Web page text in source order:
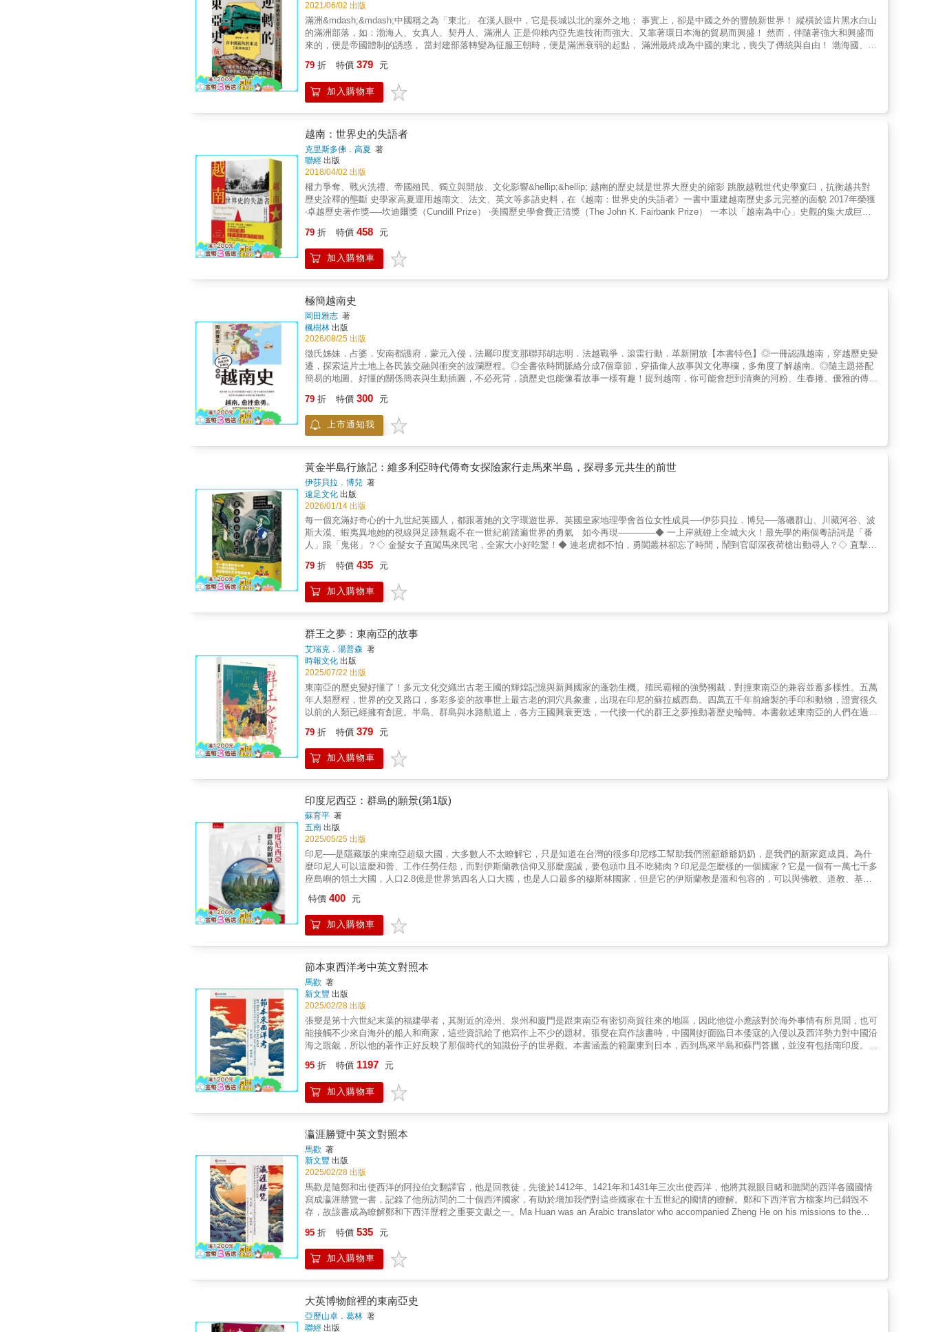
2021/06/02 出版
滿洲&mdash;&mdash;中國稱之為「東北」 在漢人眼中，它是長城以北的塞外之地； 事實上，卻是中國之外的豐饒新世界！ 縱橫於這片黑水白山
的滿洲部落，如：渤海人、女真人、契丹人、滿洲人 正是仰賴內亞先進技術而強大、又靠著環日本海的貿易而興盛！ 然而，伴隨著強大和興盛而
來的，便是帝國體制的誘惑， 當封建部落轉變為征服王朝時，便是滿洲衰弱的起點， 滿洲最終成為中國的東北，喪失了傳統與自由！ 渤海國、
圈＝堪比歐洲地中海世界的富庶繁榮！ ★滿洲部落的強盛不只是彎弓射鵰的騎射傳統，更來自內亞的先進技術與發明創新！ ★女真人的「勃極
烈」制度，相當於英國「大憲章」，體現了政治自由的封建傳統！ ★《滿文老檔》記載的滿清習俗，如義子收養制度，為何是漢人士大夫難以理
解的野蠻習俗？ ★張作霖是滿洲本土主義者，而兒子張學良則是大中國主義者？沒有東北易幟（親中國），就不會引起滿洲事變（日本干涉滿洲
家用來稱呼今日包括中國東北、東蒙古和俄羅斯遠東在內的土地。 然而，作為一種歷史概念的「滿洲」，其地理範圍不僅僅包含今天屬於中國
「東北」的行政區域，而是囊括了今日河北（燕地）、膠東半島的泰山以東（齊地）、遼東半島、朝鮮半島、東蒙古，一直到俄羅斯濱海區的廣袤
土地。 因此，本書的「滿洲國」，不是單指狹義上由日本扶植下於一九三二年成立的「滿洲國」；而是廣義上的「滿洲」概念，並跳脫古代東亞
的王朝譜系和二十世紀的中國中心正統觀，翻轉傳統中國的「東北」視角，以「滿洲」這塊土地為中心，重新書寫曾經在滿洲這片廣袤土地上建立
的各個政權歷史──包括它們之間的憲政演變關係、以及它們如何改變了東亞歷史的走向。 ■ 黑貂之路與滿洲海盜&mdash;&mdash;滿洲的活力來
自於內亞文化的輸入與傳播 「滿洲」自古以來，長期作為內亞的一個末端分支，強烈受到內亞草原文化的影響。內亞連結東亞的貿易路線，除了
著名的「絲綢之路」外，還有一條從中亞出發，經過蒙古高原直達滿洲的「黑貂之路」。這條路線讓早期的滿洲不必透過中國轉口，便能夠接受來
自內亞的先進技術與文化的輸入，如煉鐵、鑄造、畜牧乃至於政治組織。十三至十五世紀的蒙古帝國，更代表著內亞在文化和政治上主導東北亞和
東亞的巔峰時代。 在蒙古勢力沒落後，內亞勢力衰微，東北亞崛起。對應傳統的中國史學解釋，就是清帝國統治了中國、蒙古、西藏與準噶爾地
通和文化傳播紐帶。 ■ 封建秩序VS帝國體制──滿洲政治演化的衝突性 本書並非是一部嚴格意義的「滿洲」通史，而是從政治演化的角度，分析
「滿洲」歷史的「衝突性」──即封建秩序與帝國體制的交互更迭。比如，滿洲的早期政權──高句麗，其自身的政治組織，最初是比較鬆散的專業
集團聯盟，其王權隨著軍事和戰爭而加強，逐漸形成軍國主義與封建聯盟體系並存的二元國家。當帝國的中央體制最終壓倒了傳統的封建聯盟，往
力於強大部落聯盟的封建秩序，但在入關後接受漢文化，逐漸轉變為中國式的帝國體制。雖然從康熙到乾隆等滿清皇帝皆盡力維護滿洲的傳統習俗
與封建文化，但最終也無法避免滿清帝國的最終衰亡。 近代東北軍閥張作霖與其子張學良的理念衝突，滿洲本土主義與大中國主義的矛盾而導致
的「東北易幟」也是基於相同的邏輯。因此，理解滿洲的政治演化，也能夠反過來認識中國傳統史觀「天下大勢，合久必分，分久必合」的內在邏
輯。 ■跳脫「東北」，發現「滿洲國」，便是重新理解東亞史的開始 當我們跳脫「東北」、翻轉傳統史觀的「中國」視角，便能發現藏在考古發
現和漢文史料下面的「另一種滿洲史」。「滿洲國」並非蠻荒的塞外之地，而是位處東北亞心臟地帶，自古以來便是國際勢力爭相競逐之地，也是
影響東亞歷史走向的關鍵地帶。 比如「滿洲」與內亞文化的直接聯繫、高句麗其實是與唐帝國爭奪朝貢體系主導權的對等國際勢力、契丹和渤海
的關係猶如近代的國共對峙、「快錢」（Easy Money）導致女真人的「勃極烈」制度由盛轉衰、還有「滿洲大憲章」的覆滅導致的封建自由喪失
＝＝＝＝＝＝＝＝＝＝＝＝＝＝＝＝＝＝＝ 劉仲敬‧民族發明學講稿系列 【民族發明學的世界史】 《叛逆的巴爾幹：從希臘主義的解體到斯拉夫
主義的崩潰》 《歐洲的感性邊疆：德意志語言民族主義如何抵制法蘭西理性主義》 《中東的裂痕：泛阿拉伯主義的流產和大英帝國的遺產》 【民
族發明學的諸夏史】 《逆轉的東亞史（1）：非中國視角的東南（吳越與江淮篇）》 《逆轉的東亞史（2）：非中國視角的西南（巴蜀、滇與夜郎
79 折 特價 379 元
加入購物車
越南：世界史的失語者
克里斯多佛．高夏 著
聯經 出版
2018/04/02 出版
權力爭奪、戰火洗禮、帝國殖民、獨立與開放、文化影響&hellip;&hellip; 越南的歷史就是世界大歷史的縮影 跳脫越戰世代史學窠臼，抗衡越共對
歷史詮釋的壟斷 史學家高夏運用越南文、法文、英文等多語史料，在《越南：世界史的失語者》一書中重建越南歷史多元完整的面貌 2017年榮獲
‧卓越歷史著作獎──坎迪爾獎（Cundill Prize） ‧美國歷史學會費正清獎（The John K. Fairbank Prize） 一本以「越南為中心」史觀的集大成巨作
人，讀這本書就對了。 芮納‧米德（Rana Mitter）：以宏觀角度審視越南，讓越南在讀者心目中不再只是冷戰期間已經幾乎淡忘的陳年舊事。 羅吉
法爾（Fredrik Logevall）：精闢、公正、人道色彩濃厚&hellip;&hellip;在這個議題上，這本書必將成為經典之作。 《華爾街日報》：讀者若想找一
本簡潔、有見識而又淺顯易讀的書，了解複雜而多變的越南現代史，這本書是最佳選項。 《柯克斯書評》：無論就過去與未來世界而言，越南都
獨立，成為擁有獨特歷史風貌、新舊共融的現代化國家。 越南的過去一直遭到扭曲、操控，現在，是將話語權還給越南人的時候了。 許多世紀以
來，越南人本身既是殖民者，又是其他殖民者的犧牲品。越南的國家版圖時而擴張，時而縮水，有時分裂，有時消失，而且這一切遠非他們所能掌
控。儘管一再面對龐大的壓力，越南存活下來，創建了亞洲最特出、最複雜的文化。 近年來，隨著造訪這個獨特國度的人越來越多，對一本重要
史冊的需求也不斷升高：我們需要有一本書，讓外界人士了解過去的統治者、叛亂者、僧侶與殖民者在越南留下的歷史痕跡。 高夏的新作《越
南：世界史的失語者》充分滿足了這項需求。根據他對中南半島投入畢生研究的心得，所寫的這本書既能隨時保有越南「圈內人」的省思，在觀念
上又不失與越南「圈外人」的聯繫。一波又一波來自中國、法國、日本或美國的入侵者最後都被越南人逐退，我們也見到越南人本身為這一切付出
的可怕代價。由於冷戰期間最曠日持久的一場衝突戰就發生在越南，許多年來，為了宣傳，越南的過去一直遭到扭曲、操控。或許直到今天，我們
才終於能從一種真正歷史的角度，對造成現代越南的事件進行觀察。 高夏運用越南文、法文與英文資料完成這項最新的研究。《越南：世界史的
失語者》既有越南史的宏觀描述，又包容許多世紀以來詮釋越南層層面面的各種野史、傳說、歧見、文化與人物，無疑是一本卓越而重要的巨著。
涎越南、為占領這個國家而戰的人的觀點為出發點。將越南視為一個前殖民地或一個戰略地區，或將越南簡化為一場戰爭或一連幾場戰爭，都會使
越南史變成它與外來強權的關係史。透過外在觀點觀察越南的過去，這種做法稍有不慎，就會以相當片面的方式呈現越南歷史：越南只是隨大國起
舞而已，本身並沒有扮演什麼角色。根據大國衝突論的觀點，越南是殖民與霸權的犧牲品，本身從來不是殖民者或征服者。越南本身的內部分裂、
族裔多元性與衝突就在這種敘史過程中模糊了。《越南：世界史的失語者》企圖彌補過往的缺口，強調越南本身在塑造越南史過程中扮演的角色，
也強調越南特有的多樣性與複雜性。 展現多樣化的越南 越南現代史之所以如此引人入勝，原因也就在它的多樣化統治形式、種族與文化差異，以
及它的中國、法國與越南人等等各不相同的殖民統治經驗。這個國家的多元性讓學者們越來越著迷，成為探討越南通史的新走向。《越南：世界史
的失語者》不從一個越南、不從單一同種民族、不從一個歷史、甚至不從一種殖民主義角度切入，而從它的各種形式與令人印象深刻的多樣性著
手，對現代越南的過去進行探討。
79 折 特價 458 元
加入購物車
極簡越南史
岡田雅志 著
楓樹林 出版
2026/08/25 出版
徵氏姊妹．占婆．安南都護府．蒙元入侵．法屬印度支那聯邦胡志明．法越戰爭．滾雷行動．革新開放【本書特色】◎一冊認識越南，穿越歷史變
遷，探索這片土地上各民族交融與衝突的波瀾歷程。◎全書依時間脈絡分成7個章節，穿插偉人故事與文化專欄，多角度了解越南。◎隨主題搭配
簡易的地圖、好懂的關係簡表與生動插圖，不必死背，讀歷史也能像看故事一樣有趣！提到越南，你可能會想到清爽的河粉、生春捲、優雅的傳統
古老的紅河文明、占婆王國，到今日的越南社會主義共和國，本書將帶你穿越時間長河，重新認識這個充滿韌性的國度。本書涵蓋了從古代文明到
現代越南的關鍵歷史階段，揭示這片土地如何在中國、印度與海洋貿易的交會處，逐步形成自己的國家與文化。從中國王朝長達千年的統治、大越
與占婆的競逐，到阮朝統一、法國殖民、南北分裂與革新開放，層層交織出越南獨特而複雜的歷史脈絡……★★越南的英雄竟是一對姊妹？★★西
重創敵軍。★★越南直到近代才真正統一？★★西元1945年，胡志明宣布越南獨立，但外國勢力的介入，使越南再度陷入南北分裂與戰火。直到
西元1976年，越南才真正完成國家統一。本書是為第一次思考「越南究竟是怎樣的國家？」的讀者所寫，依照時間的先後順序，淺顯易懂地介紹
越南的歷史。無論你是歷史愛好者還是初學者，都能在其中找到精彩的故事與清楚的脈絡。讓我們一起走進越南，探索這片土地的過去與未來！
79 折 特價 300 元
上市通知我
黃金半島行旅記：維多利亞時代傳奇女探險家行走馬來半島，探尋多元共生的前世
伊莎貝拉．博兒 著
遠足文化 出版
2026/01/14 出版
每一個充滿好奇心的十九世紀英國人，都跟著她的文字環遊世界。英國皇家地理學會首位女性成員──伊莎貝拉．博兒──落磯群山、川藏河谷、波
斯大漠、蝦夷異地她的視線與足跡無處不在一世紀前踏遍世界的勇氣 如今再現──────◆ 一上岸就碰上全城大火！最先學的兩個粵語詞是「番
人」跟「鬼佬」？◇ 金髮女子直闖馬來民宅，全家大小好吃驚！◆ 連老虎都不怕，勇闖叢林卻忘了時間，鬧到官邸深夜荷槍出動尋人？◇ 直擊猿
《日本奧地紀行》後，珍貴的馬來半島自然人文田調紀錄跳脫殖民男性優越偏見，面向熱帶的另類溫柔凝視專文導讀廖文輝／馬來西亞新紀元大學
學院東南亞學系教授，《馬來西亞華人史》作者多元推薦蔡凱西／歷史作家張蘊之／作家、亞洲文化資產研究者-----------這本以書信形式撰寫的旅
記，描繪博兒結束《日本奧地紀行》的東瀛之旅後，途經香港、廣州、越南西貢，接著探訪馬來半島、為期近四個月的旅程。全書收錄23封信，
然風土的描繪栩栩如生，不僅展現她作為女性旅行家的堅韌與勇氣，也讓讀者深刻理解馬來半島的熱帶原始風韻。身為時代先鋒的她，對馬來半島
的第一手觀察，為當時西方世界的讀者提供了難得的女性及非官方視角；走訪巫、華、印多元社會的衝擊體驗與反思，更揭示了馬來半島在十九世
紀末的多樣和複雜性。------------推薦好評《黃金半島行旅記》是英國著名探險旅遊家博兒以三個月的時間走訪當時英國的海峽殖民地，同時深入包
括霹靂、雪蘭莪、森美蘭等一般人較難踏足的內陸地區，所留下的十九世紀馬來半島自然動植物觀察，以及多族群社會的一手實況紀錄，極為珍
貴。從書中的內容來看，她極為享受其旅程，對周遭的人、事、物，諸如蟲草鳥獸、語言文化、典章制度等，無論大小皆有細緻描繪和深刻體會。
這類遊歷文字，除華勒士等少數已經中譯者較為中文世界知道以外，整體仍屬鮮為人見的領域。如今翻譯出版，可謂功德無量，不僅填補學術與文
化交流的空白，也讓讀者得以從第一手材料中窺見十九世紀西方人筆下的南洋風貌。──馬來西亞新紀元大學學院東南亞學系教授，廖文輝馬來半
島是博兒在一八七○年代，繼日本東北與北海道之後，第二個深入的亞洲「未踏之地」。本書延續《日本奧地紀行》中所採取的家書體裁，以其最
近身的觀看與詮釋，引領西方讀者（尤其是英國），認識描寫當時仍與文明無涉，作為西方帝國殖民，與在地政教、多元族群及文化「接觸地帶」
遊之作，博兒的半島之旅，或能提供今日的研究與閱讀，更為歷時與多視角的參照。此外，博兒多乘坐各式輪舟，在半島流域間移動，曬太陽的鱷
魚、暴走象群、猛虎與蛇類出沒，這類叢林的生態意象與冒險氛圍的書寫，讀之彷若走進迪士尼樂園中「叢林巡航」遊樂設施的情境裡。──歷史
作家，蔡凱西
79 折 特價 435 元
加入購物車
群王之夢：東南亞的故事
艾瑞克．湯普森 著
時報文化 出版
2025/07/22 出版
東南亞的歷史變好懂了！多元文化交織出古老王國的輝煌記憶與新興國家的蓬勃生機。殖民霸權的強勢獨裁，對撞東南亞的兼容並蓄多樣性。五萬
年人類歷程，世界的交叉路口，多彩多姿的故事世上最古老的洞穴具象畫，出現在印尼的蘇拉威西島。四萬五千年前繪製的手印和動物，證實很久
以前的人類已經擁有創意。半島、群島與水路航道上，各方王國興衰更迭，一代接一代的群王之夢推動著歷史輪轉。本書敘述東南亞的人們在過去
是貿易、觀念與社會關係的複雜網絡。東南亞人運用來自世界各地的影響，創造並改造他們的文化價值。本書作者整理人類學、考古學、歷史與其
他學科的最新文獻，突顯貫穿歷史的廣泛主題，包括東南亞眾多古國的盛與衰、各種不同宗教的流傳與在地化、性別方面的寬容與彈性、塑造現代
身分的過程、主權的爭奪，以及在後殖民世界建立現代國家。這是一本容易親近的歷史讀本，全覽綜觀東南亞，擺脫過去僅將其視為殖民客體的偏
強大王國如何興起與衰落，又具有怎樣的文化特徵。⊙ 婆羅門教、上座部佛教、伊斯蘭教、天主教和儒家思想在東南亞如何流傳，又如何被當地
人民接受。⊙ 梵文文化圈如何在東南亞形成，梵文對於東南亞的政治產生什麼影響。⊙ 東南亞的母系社會習俗，在歷史上對於性別的寬容，以及
跨性別行為呈現出的文化樣貌。⊙ 如何理解東南亞眾多的族群和語言群體，他們彼此之間有過什麼重要的互動交流，發展出怎樣的關係。⊙ 東南
亞各國如何在殖民強權的壓力下展現韌性與策略，並形成今日的國家版圖。⊙ 東南亞二十世紀之後的教育、文化、經濟情況，以及東協
（ASEAN）的創立與理念。（本書包含20幅地圖＋35張照片）東南亞涵蓋國家：汶萊、柬埔寨、印尼、寮國、馬來西亞、緬甸、菲律賓、新加
坡、泰國、東帝汶、越南。
79 折 特價 379 元
加入購物車
印度尼西亞：群島的願景(第1版)
蘇育平 著
五南 出版
2025/05/25 出版
印尼──是隱藏版的東南亞超級大國，大多數人不太瞭解它，只是知道在台灣的很多印尼移工幫助我們照顧爺爺奶奶，是我們的新家庭成員。為什
麼印尼人可以這麼和善、工作任勞任怨，而對伊斯蘭教信仰又那麼虔誠，要包頭巾且不吃豬肉？印尼是怎麼樣的一個國家？它是一個有一萬七千多
座島嶼的領土大國，人口2.8億是世界第四名人口大國，也是人口最多的穆斯林國家，但是它的伊斯蘭教是溫和包容的，可以與佛教、道教、基督
華人不管血統、文化、飲食、語言、宗教信仰拜拜等，都與台灣幾乎一模一樣，連廟裡拜的神也是一模一樣的，只可惜印尼華人有一個30年的文
化斷層，但也讓他們更融入印尼文化。
特價 400 元
加入購物車
節本東西洋考中英文對照本
馬歡 著
新文豐 出版
2025/02/28 出版
張燮是第十六世紀末葉的福建學者，其附近的漳州、泉州和廈門是跟東南亞有密切商貿往來的地區，因此他從小應該對於海外事情有所見聞，也可
能接觸不少來自海外的船人和商家，這些資訊給了他寫作上不少的題材。張燮在寫作該書時，中國剛好面臨日本倭寇的入侵以及西洋勢力對中國沿
海之覬覦，所以他的著作正好反映了那個時代的知識份子的世界觀。本書涵蓋的範圍東到日本，西到馬來半島和蘇門答臘，並沒有包括南印度。他
具有重要參考價值。 Chang Xie was a Fujian scholar in the late 16th century. The nearby Zhangzhou, Quanzhou, and Xiamen are areas with
close business ties with Southeast Asia. Therefore, he should have learned about overseas affairs since he was a child, and he may have
come into contact with many ships from overseas. People and businesses, this information gave him a lot of materials for writing. When Chang
Peninsula and Sumatra in the west, and South India is not included. He has a more realistic description of this region's countries, customs,
shipping, and market transactions, which is lacking in other works. Therefore, this book has significant reference value for understanding the
history of maritime transportation and shipping in East Asia.
95 折 特價 1197 元
加入購物車
瀛涯勝覽中英文對照本
馬歡 著
新文豐 出版
2025/02/28 出版
馬歡是隨鄭和出使西洋的阿拉伯文翻譯官，他是回教徒，先後於1412年、1421年和1431年三次出使西洋，他將其親眼目睹和聽聞的西洋各國國情
寫成瀛涯勝覽一書，記錄了他所訪問的二十個西洋國家，有助於增加我們對這些國家在十五世紀的國情的瞭解。鄭和下西洋官方檔案均已銷毀不
存，故該書成為瞭解鄭和下西洋歷程之重要文獻之一。 Ma Huan was an Arabic translator who accompanied Zheng He on his missions to the
Magnificent Scenery in Far Ocean Countries), which records the twenty Western countries he visited. It will help to increase our understanding
of the national conditions of these countries in the fifteenth century. The official archives of Zheng He's voyages have been destroyed, so this
book has become one of the important documents to understand Zheng He's voyages.
95 折 特價 535 元
加入購物車
大英博物館裡的東南亞史
亞歷山卓．葛林 著
聯經 出版